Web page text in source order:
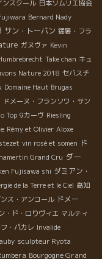
ンスクール 日本ソムリエ協会
Bernard Nady
サン・トーバン 猛暑・フラ
ガヌヴァ Kevin
Take chan キュ
Nature 2018 セバスチ
Domaine Haut Brugas
ドメーヌ・フランソワ・サン
Top 9カーヴ Riesling
Rémy et Olivier Aloxe
vin rosé et somen ド
Grand Cru ダー
Fujisawa shi ダミアン・
de la Terre et le Ciel 高知
ス・アンコール ドメー
・ド・ロりヴィエ マルティ
・パカレ Invalide
sculpteur Ryota
Bourgogne Grand